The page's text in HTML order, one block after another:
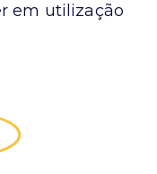
em utilização